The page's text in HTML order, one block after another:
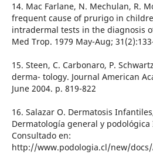
14. Mac Farlane, N. Mechulan, R.
frequent cause of prurigo in
intradermal tests in the diagnosis
Med Trop. 1979 May-Aug;
15. Steen, C. Carbonaro, P.
derma- tology. Journal American
June 2004. p. 819-822
16. Salazar O. Dermatosis
Dermatología general y
Consultado en:
http://www.podologia.cl/new/docs/